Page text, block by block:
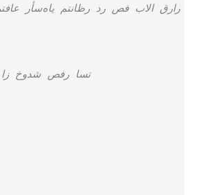
که ارتفاع رأس‌های متناظر در صف بالا قرار دارند
// ارتفاع ریشه